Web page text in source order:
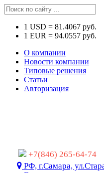
1 USD = 81.4067 руб.
1 EUR = 94.0557 руб.
О компании
Новости компании
Типовые решения
Статьи
Авторизация
+7(846) 265-64-74
РФ, г.Самара,